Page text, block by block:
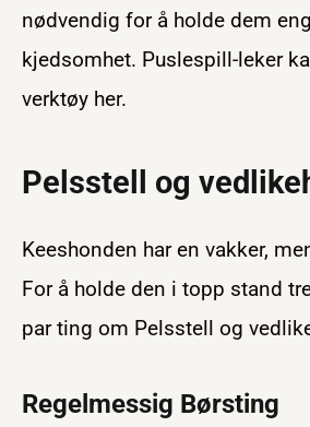
nødvendig for å holde dem
kjedsomhet. Puslespill-leker
verktøy her.
Pelsstell og
Keeshonden har en vakker,
For å holde den i topp stand
par ting om Pelsstell og
Regelmessig Børsting